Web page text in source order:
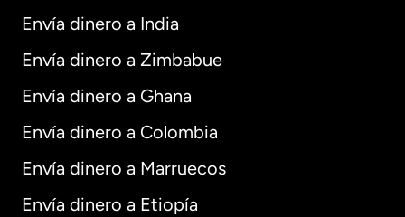
Envía dinero a India
Envía dinero a Zimbabue
Envía dinero a Ghana
Envía dinero a Colombia
Envía dinero a Marruecos
Envía dinero a Etiopía